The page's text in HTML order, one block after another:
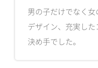
男の子だけでなく女
デザイン、充実し
決め手でした。